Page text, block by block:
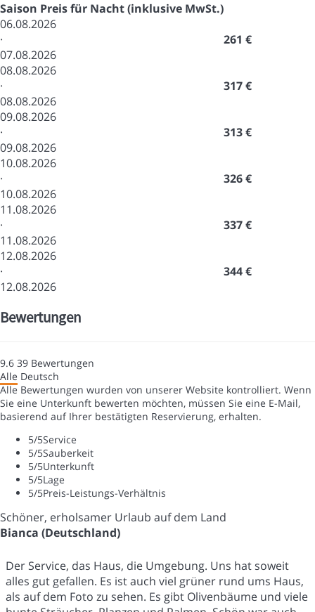
Saison Preis für Nacht (inklusive MwSt.)
06.08.2026
·
07.08.2026
261 €
08.08.2026
·
08.08.2026
317 €
09.08.2026
·
09.08.2026
313 €
10.08.2026
·
10.08.2026
326 €
11.08.2026
·
11.08.2026
337 €
12.08.2026
·
12.08.2026
344 €
Bewertungen
9.6 39 Bewertungen
Alle Deutsch
Alle Bewertungen wurden von unserer Website kontrolliert. Wenn
Sie eine Unterkunft bewerten möchten, müssen Sie eine E-Mail,
basierend auf Ihrer bestätigten Reservierung, erhalten.
5/5Service
5/5Sauberkeit
5/5Unterkunft
5/5Lage
5/5Preis-Leistungs-Verhältnis
Schöner, erholsamer Urlaub auf dem Land
Bianca (Deutschland)
Der Service, das Haus, die Umgebung. Uns hat soweit
alles gut gefallen. Es ist auch viel grüner rund ums Haus,
als auf dem Foto zu sehen. Es gibt Olivenbäume und viele